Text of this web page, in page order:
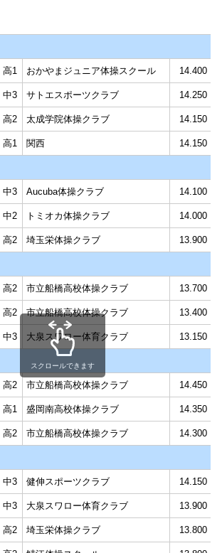
高1 おかやまジュニア体操スクール 14.400
中3 サトエスポーツクラブ 14.250
高2 太成学院体操クラブ 14.150
高1 関西 14.150
中3 Aucuba体操クラブ 14.100
中2 トミオカ体操クラブ 14.000
高2 埼玉栄体操クラブ 13.900
高2 市立船橋高校体操クラブ 13.700
高2 市立船橋高校体操クラブ 13.400
中3 大泉スワロー体育クラブ 13.150
高2 市立船橋高校体操クラブ 14.450
高1 盛岡南高校体操クラブ 14.350
高2 市立船橋高校体操クラブ 14.300
中3 健伸スポーツクラブ 14.150
中3 大泉スワロー体育クラブ 13.900
高2 埼玉栄体操クラブ 13.800
スクロールできます